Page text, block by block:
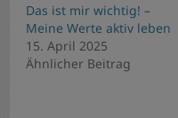
Das ist mir wichtig! –
Meine Werte aktiv leben
15. April 2025
Ähnlicher Beitrag